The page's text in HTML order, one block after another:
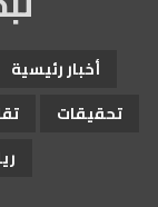
أخبار رئيسية
تحقيقات